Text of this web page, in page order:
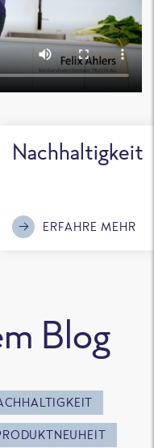
Nachhaltigkeit
ERFAHRE MEHR
Blog